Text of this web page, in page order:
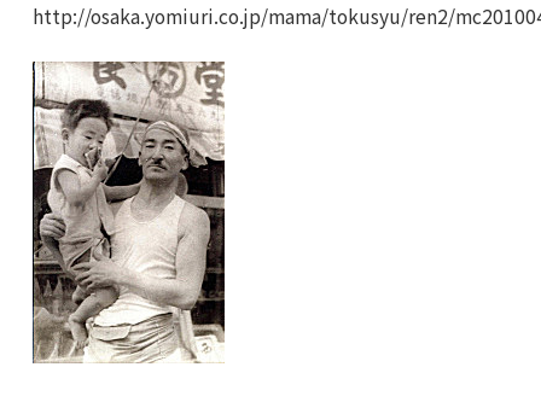
http://osaka.yomiuri.co.jp/mama/tokusyu/ren2/